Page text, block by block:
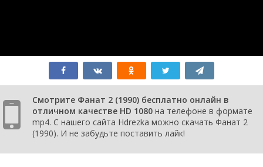
Смотрите Фанат 2 (1990) бесплатно онлайн в
отличном качестве HD 1080 на телефоне в формате
mp4. С нашего сайта Hdrezka можно скачать Фанат 2
(1990). И не забудьте поставить лайк!